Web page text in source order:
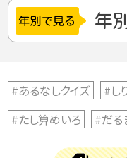
#あるなしクイズ #し
#たし算めいろ
#だる
#ちがう絵探し
#とん